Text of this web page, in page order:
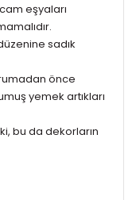
eşyaları
sadık
önce
yemek artıkları
bu da dekorların